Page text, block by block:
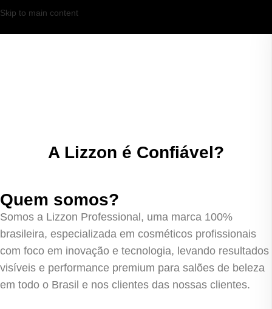
Skip to main content
A Lizzon é Confiável?
Quem somos?
Somos a Lizzon Professional, uma marca 100%
brasileira, especializada em cosméticos profissionais
com foco em inovação e tecnologia, levando resultados
visíveis e performance premium para salões de beleza
em todo o Brasil e nos clientes das nossas clientes.